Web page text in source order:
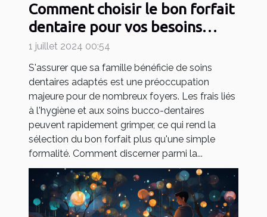
Comment choisir le bon forfait
dentaire pour vos besoins
familiaux
1 juillet 2024 00:54
S'assurer que sa famille bénéficie de soins
dentaires adaptés est une préoccupation
majeure pour de nombreux foyers. Les frais liés
à l'hygiène et aux soins bucco-dentaires
peuvent rapidement grimper, ce qui rend la
sélection du bon forfait plus qu'une simple
formalité. Comment discerner parmi la...